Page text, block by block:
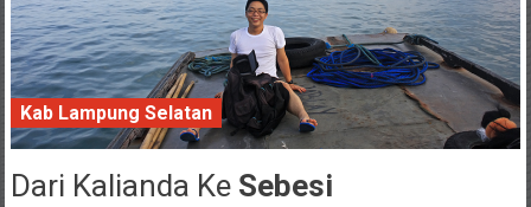
Kab Lampung Selatan
20 February 2017
Dari Kalianda Ke Sebesi